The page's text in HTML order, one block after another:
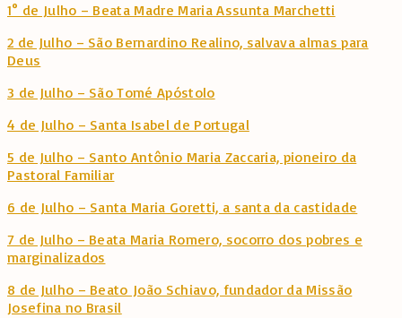
1° de Julho – Beata Madre Maria Assunta Marchetti
2 de Julho – São Bernardino Realino, salvava almas para
Deus
3 de Julho – São Tomé Apóstolo
4 de Julho – Santa Isabel de Portugal
5 de Julho – Santo Antônio Maria Zaccaria, pioneiro da
Pastoral Familiar
6 de Julho – Santa Maria Goretti, a santa da castidade
7 de Julho – Beata Maria Romero, socorro dos pobres e
marginalizados
8 de Julho – Beato João Schiavo, fundador da Missão
Josefina no Brasil